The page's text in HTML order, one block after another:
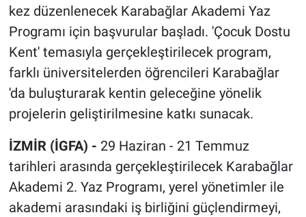
kez düzenlenecek Karabağlar Akademi Yaz
Programı için başvurular başladı. 'Çocuk Dostu
Kent' temasıyla gerçekleştirilecek program,
farklı üniversitelerden öğrencileri Karabağlar
'da buluşturarak kentin geleceğine yönelik
projelerin geliştirilmesine katkı sunacak.
İZMİR (İGFA) - 29 Haziran - 21 Temmuz
tarihleri arasında gerçekleştirilecek Karabağlar
Akademi 2. Yaz Programı, yerel yönetimler ile
akademi arasındaki iş birliğini güçlendirmeyi,